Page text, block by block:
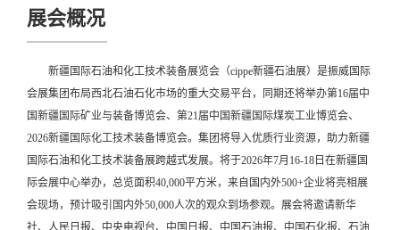
展会概况
新疆国际石油和化工技术装备展览会（cippe新疆石油展）是振威国际
会展集团布局西北石油石化市场的重大交易平台，同期还将举办第16届中
国新疆国际矿业与装备博览会、第21届中国新疆国际煤炭工业博览会、
2026新疆国际化工技术装备博览会。集团将导入优质行业资源，助力新疆
国际石油和化工技术装备展跨越式发展。将于2026年7月16-18日在新疆国
际会展中心举办，总览面积40,000平方米，来自国内外500+企业将亮相展
会现场，预计吸引国内外50,000人次的观众到场参观。展会将邀请新华
社、人民日报、中央电视台、中国日报、中国石油报、中国石化报、石油